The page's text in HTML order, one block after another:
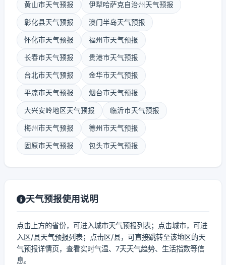
黄山市天气预报 伊犁哈萨克自治州天气预报
彰化县天气预报 澳门半岛天气预报
怀化市天气预报 福州市天气预报
长春市天气预报 贵港市天气预报
台北市天气预报 金华市天气预报
平凉市天气预报 烟台市天气预报
大兴安岭地区天气预报 临沂市天气预报
梅州市天气预报 德州市天气预报
固原市天气预报 包头市天气预报
天气预报使用说明
点击上方的省份，可进入城市天气预报列表；点击城市，可进
入区/县天气预报列表；点击区/县，可直接跳转至该地区的天
气预报详情页，查看实时气温、7天天气趋势、生活指数等信
息。